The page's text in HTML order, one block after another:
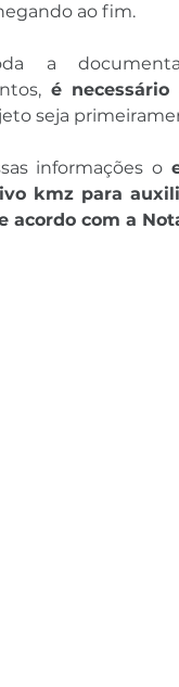
ao fim.
a
é
seja
informações o
kmz para
acordo com a